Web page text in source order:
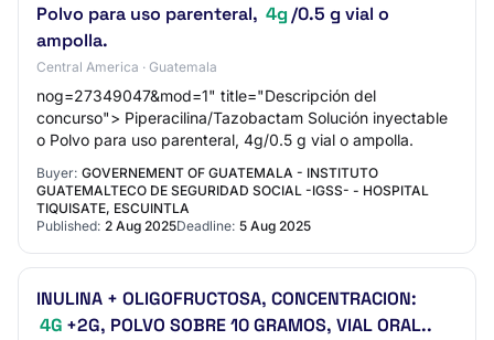
Polvo para uso parenteral, 4g /0.5 g vial o
ampolla.
Central America · Guatemala
nog=27349047&mod=1" title="Descripción del
concurso"> Piperacilina/Tazobactam Solución inyectable
o Polvo para uso parenteral, 4g/0.5 g vial o ampolla.
Buyer: GOVERNEMENT OF GUATEMALA - INSTITUTO
GUATEMALTECO DE SEGURIDAD SOCIAL -IGSS- - HOSPITAL
TIQUISATE, ESCUINTLA
Published: 2 Aug 2025Deadline: 5 Aug 2025
INULINA + OLIGOFRUCTOSA, CONCENTRACION:
4G +2G, POLVO SOBRE 10 GRAMOS, VIAL ORAL..